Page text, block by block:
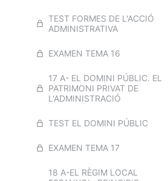
EXAMEN TEMA 2
3 A – ORGANITZACIÓ
TEST ORGANITZACIÓ
TERRITORIAL DE L'ESTAT
EXAMEN TEMA 3
4 A- L'ESTATUT D'AUTONOMIA
INSTITUCIONS DE LA
TEST RECULL TEMES 6 i 7
L'INTERESSAT
EXAMEN TEMA 8
9 A- L’ACTE ADMINISTRATIU
TEST L’ACTE ADMINISTRATIU
EXAMEN TEMA 9
TEST FORMES DE L'ACCIÓ
ADMINISTRATIVA
EXAMEN TEMA 16
17 A- EL DOMINI PÚBLIC. EL
PATRIMONI PRIVAT DE
L'ADMINISTRACIÓ
TEST EL DOMINI PÚBLIC
EXAMEN TEMA 17
18 A-EL RÈGIM LOCAL